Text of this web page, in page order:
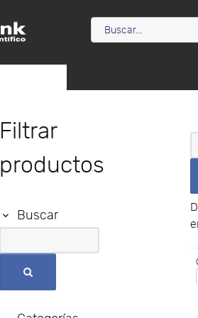
Filtrar
productos
Buscar